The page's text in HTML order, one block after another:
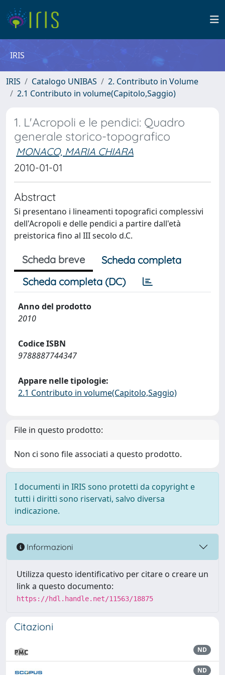
IRIS
IRIS Catalogo UNIBAS
2. Contributo in Volume
2.1 Contributo in volume(Capitolo,Saggio)
1. L'Acropoli e le pendici: Quadro
generale storico-topografico
MONACO, MARIA CHIARA
2010-01-01
Abstract
Si presentano i lineamenti topografici complessivi
dell'Acropoli e delle pendici a partire dall'età
preistorica fino al III secolo d.C.
Scheda breve
Scheda completa
Scheda completa (DC)
Anno del prodotto
2010
Codice ISBN
9788887744347
Appare nelle tipologie:
2.1 Contributo in volume(Capitolo,Saggio)
File in questo prodotto:
Non ci sono file associati a questo prodotto.
I documenti in IRIS sono protetti da copyright e
tutti i diritti sono riservati, salvo diversa
indicazione.
Informazioni
Utilizza questo identificativo per citare o creare un
link a questo documento:
https://hdl.handle.net/11563/18875
Citazioni
ND
ND